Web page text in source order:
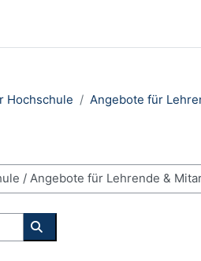
Hochschule Angebote für
Search courses